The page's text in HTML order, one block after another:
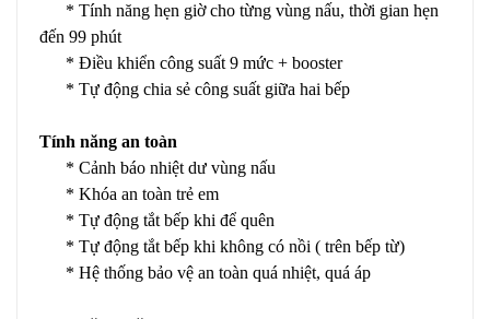
* Tính năng hẹn giờ cho từng vùng nấu, thời gian hẹn
đến 99 phút
* Điều khiển công suất 9 mức + booster
* Tự động chia sẻ công suất giữa hai bếp
Tính năng an toàn
* Cảnh báo nhiệt dư vùng nấu
* Khóa an toàn trẻ em
* Tự động tắt bếp khi để quên
* Tự động tắt bếp khi không có nồi ( trên bếp từ)
* Hệ thống bảo vệ an toàn quá nhiệt, quá áp